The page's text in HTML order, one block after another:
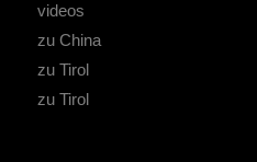
videos
zu China
zu Tirol
zu Tirol